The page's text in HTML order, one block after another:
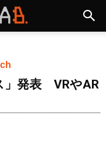
」発表 VRやAR